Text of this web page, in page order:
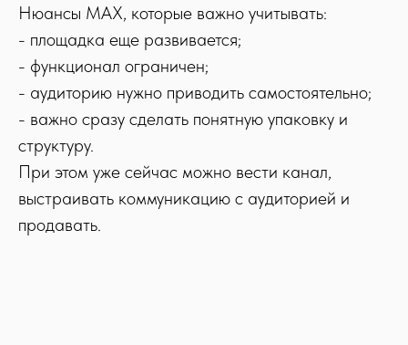
Нюансы MAX, которые важно учитывать:
- площадка еще развивается;
- функционал ограничен;
- аудиторию нужно приводить самостоятельно;
- важно сразу сделать понятную упаковку и
структуру.
При этом уже сейчас можно вести канал,
выстраивать коммуникацию с аудиторией и
продавать.